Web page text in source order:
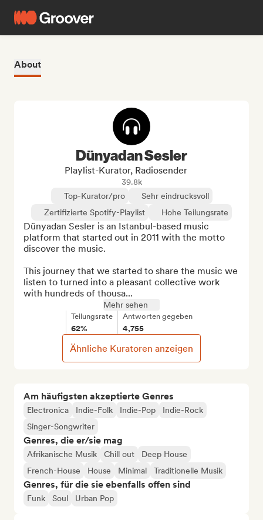
About
Am häufigsten akzeptierte Genres
Electronica Indie-Folk Indie-Pop
Indie-Rock
Singer-Songwriter
Genres, die er/sie mag
Afrikanische Musik Chill out
Deep House
French-House
House Minimal Traditionelle Musik
Genres, für die sie ebenfalls offen sind
Funk Soul Urban Pop
Dünyadan Sesler
Playlist-Kurator, Radiosender
39.8k
Top-Kurator/pro
Sehr eindrucksvoll
Zertifizierte Spotify-Playlist
Hohe Teilungsrate
Dünyadan Sesler is an Istanbul-based music
platform that started out in 2011 with the motto
discover the music.
This journey that we started to share the music we
listen to turned into a pleasant collective work
with hundreds of thousa...
Mehr sehen
Teilungsrate
62%
Antworten gegeben
4,755
Ähnliche Kuratoren anzeigen